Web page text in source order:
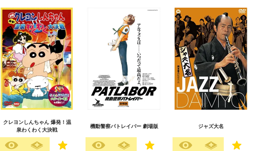
クレヨンしんちゃん 爆発！温
泉わくわく大決戦
機動警察パトレイバー 劇場版 ジャズ大名